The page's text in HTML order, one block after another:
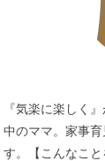
『気楽に楽しく
中のママ。家事
す。【こんなこ